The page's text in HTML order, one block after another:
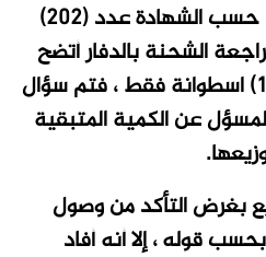
2. كانت الكمية الموضحة حسب الشهادة عدد (202)
الشحنة بالدفار أتضح
ان الكمية المشحونة (100) اسطوانة فقط ، فتم سؤال
عن الكمية المتبقية
بغرض التأكد من وصول
قوله ، إلا أنه أفاد